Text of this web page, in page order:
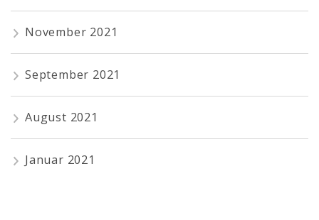
November 2021
September 2021
August 2021
Januar 2021